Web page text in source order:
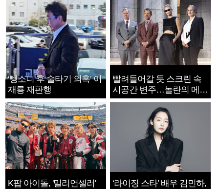
‘뺑소니 후 술타기 의혹’ 이
재룡 재판행
빨려들어갈 듯 스크린 속
시공간 변주…놀란의 메시
지는 ‘전쟁 속죄’
K팝 아이돌, '밀리언셀러' ‘라이징 스타’ 배우 김민하,